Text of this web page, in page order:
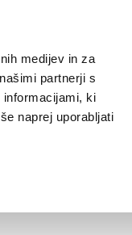
medijev in za
partnerji s
informacijami, ki
naprej uporabljati